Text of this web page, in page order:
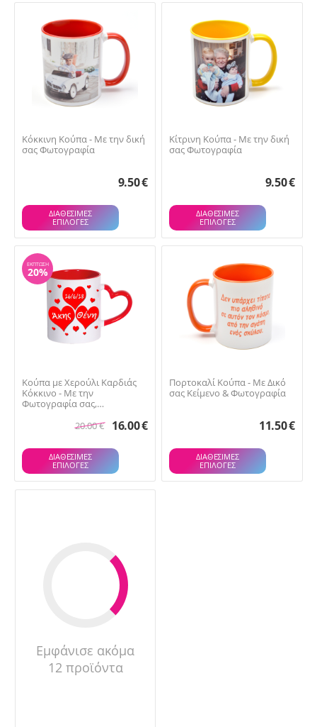
Κόκκινη Κούπα - Με την δική
σας Φωτογραφία
9.50€
ΔΙΑΘΕΣΙΜΕΣ
ΕΠΙΛΟΓΈΣ
Κίτρινη Κούπα - Με την δική
σας Φωτογραφία
9.50€
ΔΙΑΘΕΣΙΜΕΣ
ΕΠΙΛΟΓΈΣ
ΈΚΠΤΩΣΗ
20%
Κούπα με Χερούλι Καρδιάς
Κόκκινο - Με την
Φωτογραφία σας,
20.00€ 16.00€
ΔΙΑΘΕΣΙΜΕΣ
ΕΠΙΛΟΓΈΣ
Πορτοκαλί Κούπα - Με Δικό
σας Κείμενο & Φωτογραφία
11.50€
ΔΙΑΘΕΣΙΜΕΣ
ΕΠΙΛΟΓΈΣ
Εμφάνισε ακόμα
12 προϊόντα